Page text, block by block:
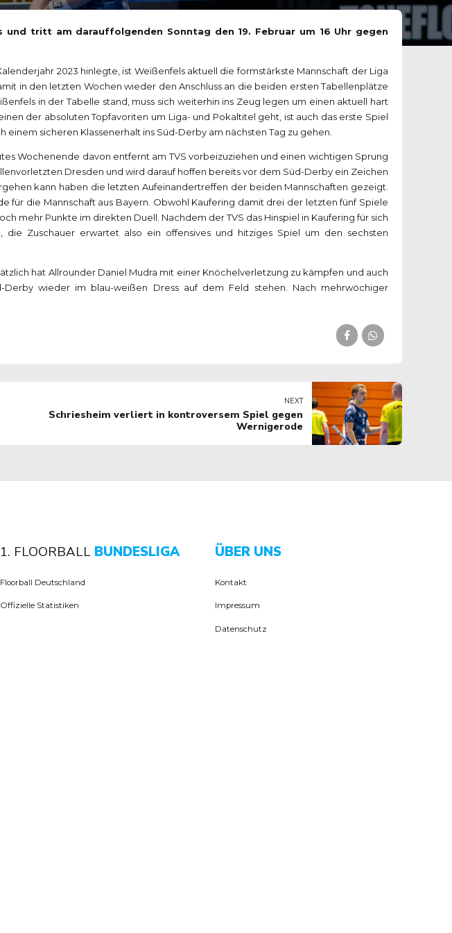
und tritt am darauffolgenden Sonntag den 19. Februar um 16 Uhr gegen
2023 hinlegte, ist Weißenfels aktuell die formstärkste Mannschaft der Liga
in den letzten Wochen wieder den Anschluss an die beiden ersten Tabellenplätze
in der Tabelle stand, muss sich weiterhin ins Zeug legen um einen aktuell hart
der absoluten Topfavoriten um Liga- und Pokaltitel geht, ist auch das erste Spiel
sicheren Klassenerhalt ins Süd-Derby am nächsten Tag zu gehen.
Wochenende davon entfernt am TVS vorbeizuziehen und einen wichtigen Sprung
Dresden und wird darauf hoffen bereits vor dem Süd-Derby ein Zeichen
kann haben die letzten Aufeinandertreffen der beiden Mannschaften gezeigt.
für die Mannschaft aus Bayern. Obwohl Kaufering damit drei der letzten fünf Spiele
mehr Punkte im direkten Duell. Nachdem der TVS das Hinspiel in Kaufering für sich
Zuschauer erwartet also ein offensives und hitziges Spiel um den sechsten
hat Allrounder Daniel Mudra mit einer Knöchelverletzung zu kämpfen und auch
wieder im blau-weißen Dress auf dem Feld stehen. Nach mehrwöchiger
NEXT
Schriesheim verliert in kontroversem Spiel gegen
Wernigerode
1. FLOORBALL BUNDESLIGA
Floorball Deutschland
Offizielle Statistiken
ÜBER UNS
Kontakt
Impressum
Datenschutz